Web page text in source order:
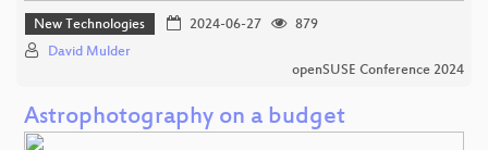
New Technologies 2024-06-27
879
David Mulder
openSUSE Conference 2024
Astrophotography on a budget